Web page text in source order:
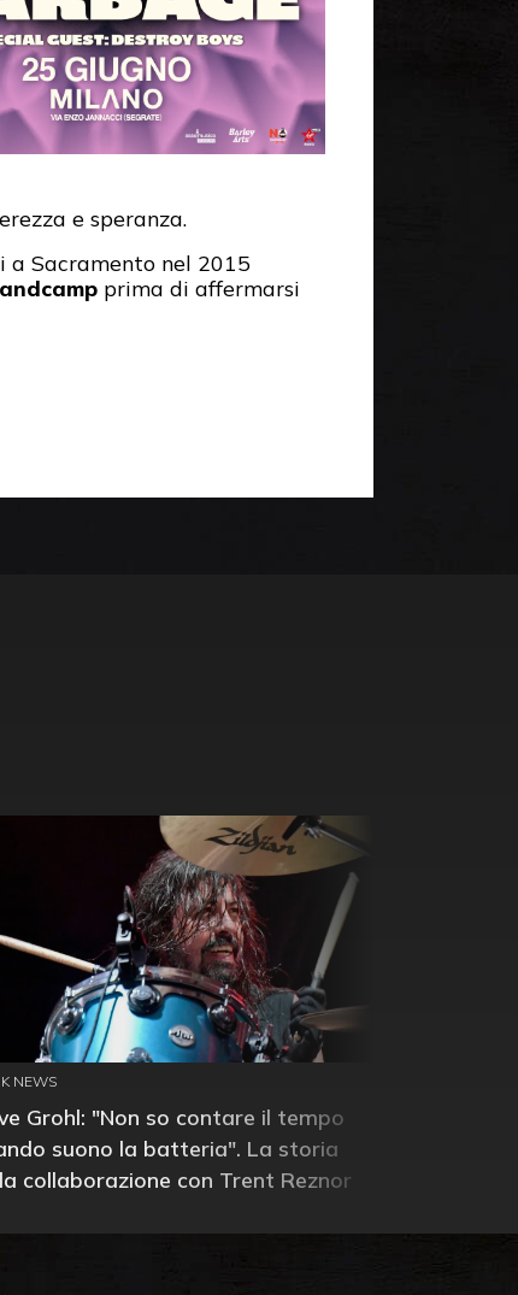
e speranza.
a Sacramento nel 2015
prima di affermarsi
NEWS
Grohl: "Non so contare il tempo
suono la batteria". La storia
collaborazione con Trent Reznor